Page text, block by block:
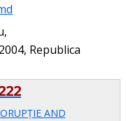
Republica
AND